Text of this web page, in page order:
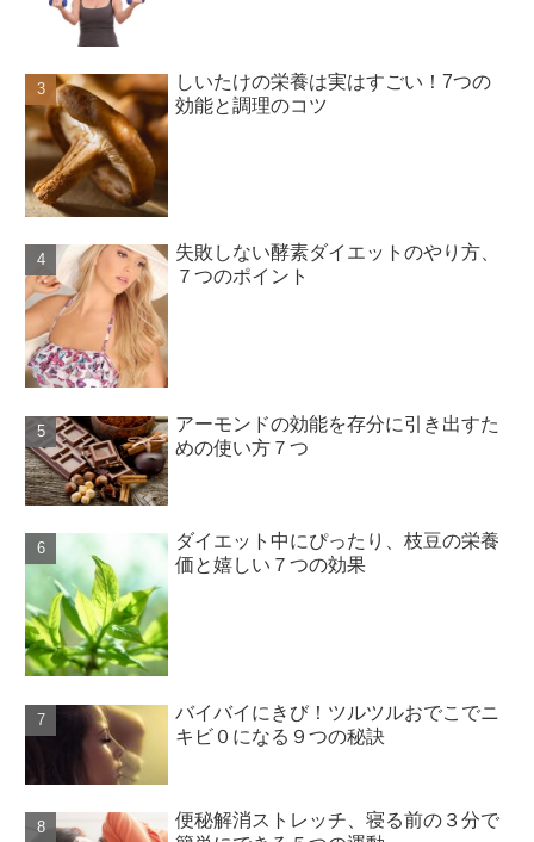
しいたけの栄養は実はすごい！7つの
効能と調理のコツ
失敗しない酵素ダイエットのやり方、
７つのポイント
アーモンドの効能を存分に引き出すた
めの使い方７つ
ダイエット中にぴったり、枝豆の栄養
価と嬉しい７つの効果
バイバイにきび！ツルツルおでこでニ
キビ０になる９つの秘訣
便秘解消ストレッチ、寝る前の３分で